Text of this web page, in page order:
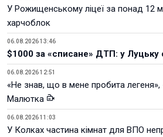
У Рожищенському ліцеї за понад 12
харчоблок
06.08.2026 13:46
$1000 за «списане» ДТП: у Луцьку
06.08.2026 12:51
«Не знав, що в мене пробита
Малютка
06.08.2026 11:03
У Колках частина кімнат для ВПО